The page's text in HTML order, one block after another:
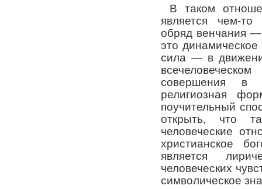
В таком
является чем-то
обряд венчания
это динамическое
сила — в
совершения
религиозная
поучительный
открыть, что
человеческие
христианское
является
человеческих
символическое